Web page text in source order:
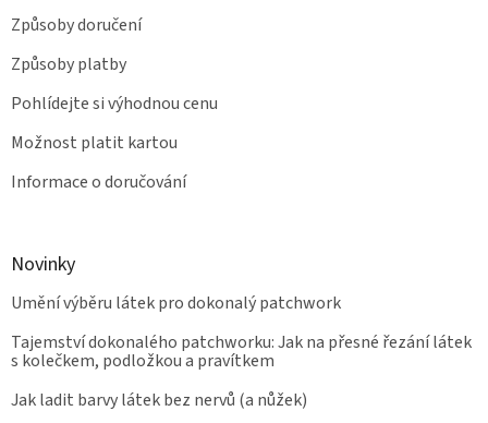
Způsoby doručení
Způsoby platby
Pohlídejte si výhodnou cenu
Možnost platit kartou
Informace o doručování
Novinky
Umění výběru látek pro dokonalý patchwork
Tajemství dokonalého patchworku: Jak na přesné řezání látek
s kolečkem, podložkou a pravítkem
Jak ladit barvy látek bez nervů (a nůžek)